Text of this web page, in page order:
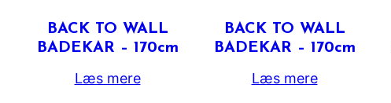
BACK TO WALL
BADEKAR – 170cm
Læs mere
BACK TO WALL
BADEKAR – 170cm
Læs mere